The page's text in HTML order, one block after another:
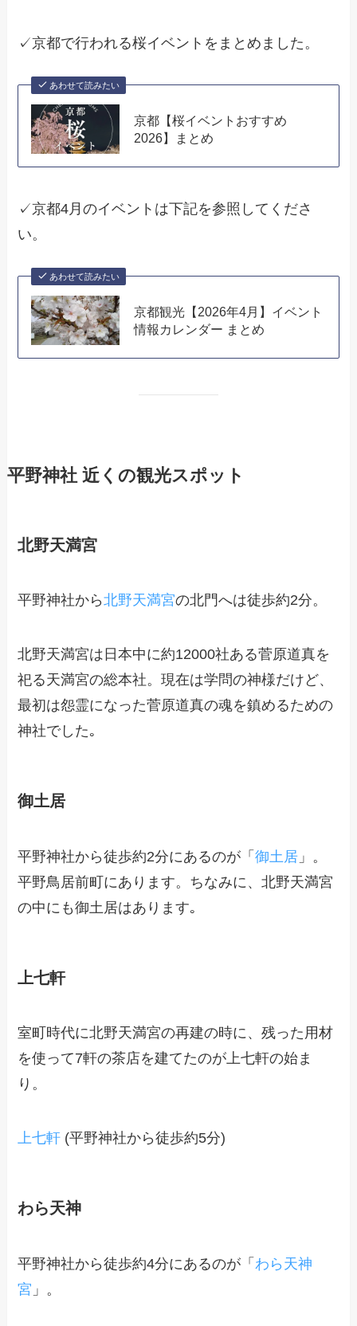
✓京都で行われる桜イベントをまとめました。
あわせて読みたい
京都【桜イベントおすすめ
2026】まとめ
✓京都4月のイベントは下記を参照してくださ
い。
あわせて読みたい
京都観光【2026年4月】イベント
情報カレンダー まとめ
平野神社 近くの観光スポット
北野天満宮
平野神社から北野天満宮の北門へは徒歩約2分。
北野天満宮は日本中に約12000社ある菅原道真を
祀る天満宮の総本社。現在は学問の神様だけど、
最初は怨霊になった菅原道真の魂を鎮めるための
神社でした｡
御土居
平野神社から徒歩約2分にあるのが「御土居 」。
平野鳥居前町にあります。ちなみに、北野天満宮
の中にも御土居はあります｡
上七軒
室町時代に北野天満宮の再建の時に、残った用材
を使って7軒の茶店を建てたのが上七軒の始ま
り。
上七軒 (平野神社から徒歩約5分)
わら天神
平野神社から徒歩約4分にあるのが「 わら天神
宮 」。